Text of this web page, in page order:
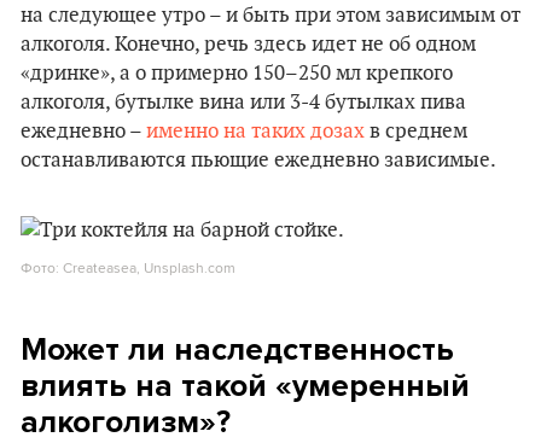
на следующее утро – и быть при этом зависимым от
алкоголя. Конечно, речь здесь идет не об одном
«дринке», а о примерно 150–250 мл крепкого
алкоголя, бутылке вина или 3-4 бутылках пива
ежедневно – именно на таких дозах в среднем
останавливаются пьющие ежедневно зависимые.
Фото: Createasea, Unsplash.com
Может ли наследственность
влиять на такой «умеренный
алкоголизм»?